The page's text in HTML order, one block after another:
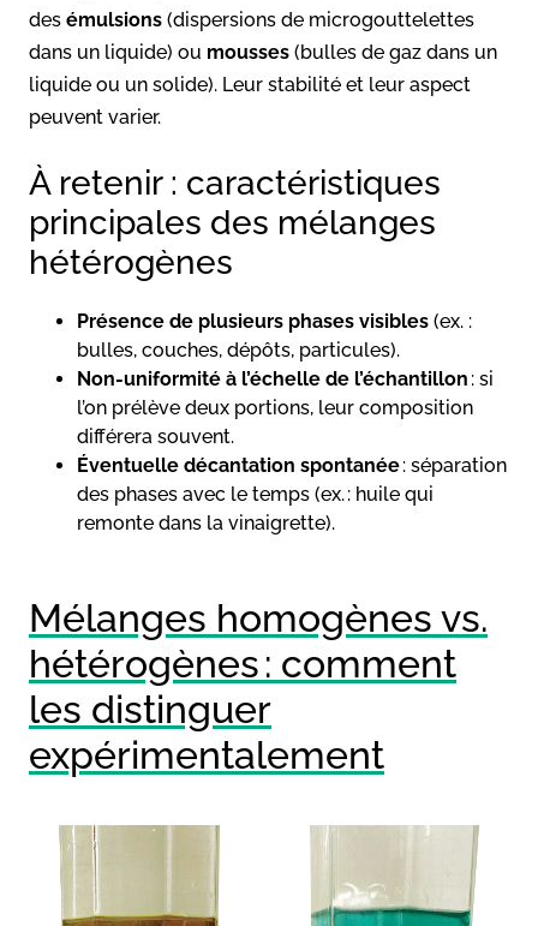
des émulsions (dispersions de microgouttelettes
dans un liquide) ou mousses (bulles de gaz dans un
liquide ou un solide). Leur stabilité et leur aspect
peuvent varier.
À retenir : caractéristiques
principales des mélanges
hétérogènes
Présence de plusieurs phases visibles (ex. :
bulles, couches, dépôts, particules).
Non-uniformité à l’échelle de l’échantillon : si
l’on prélève deux portions, leur composition
différera souvent.
Éventuelle décantation spontanée: séparation
des phases avec le temps (ex. : huile qui
remonte dans la vinaigrette).
Mélanges homogènes vs.
hétérogènes : comment
les distinguer
expérimentalement